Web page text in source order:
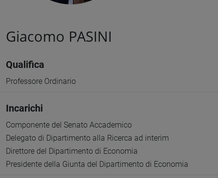
Giacomo PASINI
Qualifica
Professore Ordinario
Incarichi
Componente del Senato Accademico
Delegato di Dipartimento alla Ricerca ad interim
Direttore del Dipartimento di Economia
Presidente della Giunta del Dipartimento di Economia